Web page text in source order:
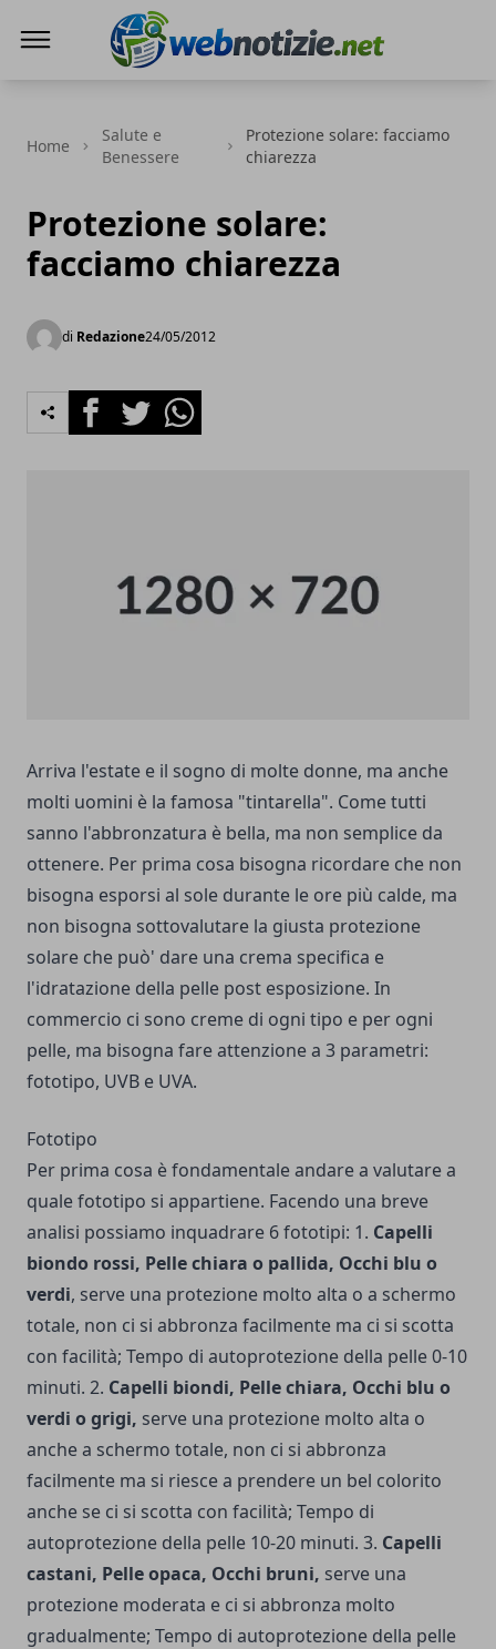
Home
Salute e
Benessere
Protezione solare: facciamo
chiarezza
Protezione solare:
facciamo chiarezza
di Redazione24/05/2012
FacebookTwitterWhatsapp
Arriva l'estate e il sogno di molte donne, ma anche
molti uomini è la famosa "tintarella". Come tutti
sanno l'abbronzatura è bella, ma non semplice da
ottenere. Per prima cosa bisogna ricordare che non
bisogna esporsi al sole durante le ore più calde, ma
non bisogna sottovalutare la giusta protezione
solare che può' dare una crema specifica e
l'idratazione della pelle post esposizione. In
commercio ci sono creme di ogni tipo e per ogni
pelle, ma bisogna fare attenzione a 3 parametri:
fototipo, UVB e UVA.
Fototipo
Per prima cosa è fondamentale andare a valutare a
quale fototipo si appartiene. Facendo una breve
analisi possiamo inquadrare 6 fototipi: 1. Capelli
biondo rossi, Pelle chiara o pallida, Occhi blu o
verdi, serve una protezione molto alta o a schermo
totale, non ci si abbronza facilmente ma ci si scotta
con facilità; Tempo di autoprotezione della pelle 0-10
minuti. 2. Capelli biondi, Pelle chiara, Occhi blu o
verdi o grigi, serve una protezione molto alta o
anche a schermo totale, non ci si abbronza
facilmente ma si riesce a prendere un bel colorito
anche se ci si scotta con facilità; Tempo di
autoprotezione della pelle 10-20 minuti. 3. Capelli
castani, Pelle opaca, Occhi bruni, serve una
protezione moderata e ci si abbronza molto
gradualmente; Tempo di autoprotezione della pelle